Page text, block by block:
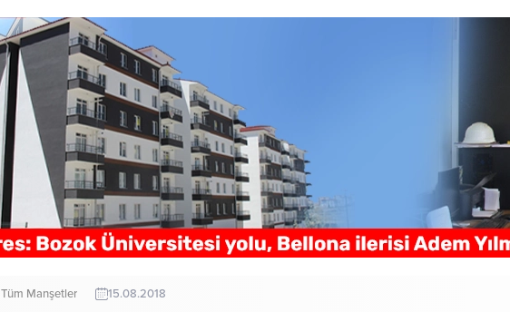
Tüm Manşetler 15.08.2018